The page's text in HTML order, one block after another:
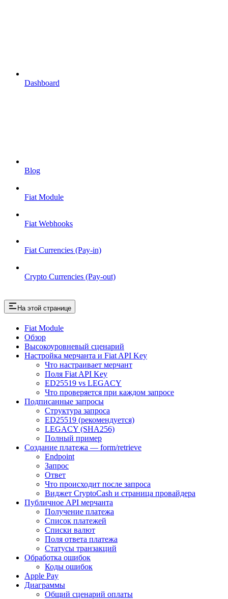
Dashboard
Blog
Fiat Module
Fiat Webhooks
Fiat Currencies (Pay-in)
Crypto Currencies (Pay-out)
На этой странице
Fiat Module
Обзор
Высокоуровневый сценарий
Настройка мерчанта и Fiat API Key
Что настраивает мерчант
Поля Fiat API Key
ED25519 vs LEGACY
Что проверяется при каждом запросе
Подписанные запросы
Структура запроса
ED25519 (рекомендуется)
LEGACY (SHA256)
Полный пример
Создание платежа — form/retrieve
Endpoint
Запрос
Ответ
Что происходит после запроса
Виджет CryptoCash и страница провайдера
Публичное API мерчанта
Получение платежа
Список платежей
Списки валют
Поля ответа платежа
Статусы транзакций
Обработка ошибок
Коды ошибок
Apple Pay
Диаграммы
Общий сценарий оплаты